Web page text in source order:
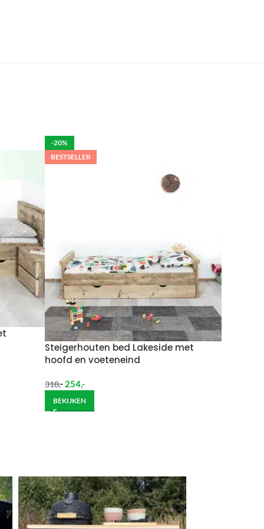
voor de eventuele schade aan het product.
week in rekening brengen.
brengen. De kosten hiervan zijn €59 daar
je het meubel gemonteerd hebben op een
moet helpen om de goederen op de juiste
bezorging op begane grond rekenen wij
-20%
BESTSELLER
Steigerhouten bed Lakeside met
hoofd en voeteneind
318,- 254,-
BEKIJKEN